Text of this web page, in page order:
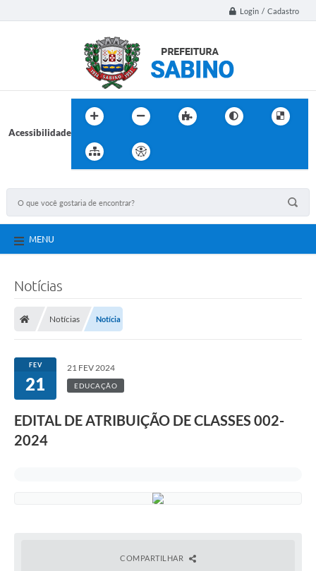
Login / Cadastro
Acessibilidade
MENU
Notícias
Notícias Notícia
FEV
21
21 FEV 2024
EDUCAÇÃO
EDITAL DE ATRIBUIÇÃO DE CLASSES 002-
2024
COMPARTILHAR